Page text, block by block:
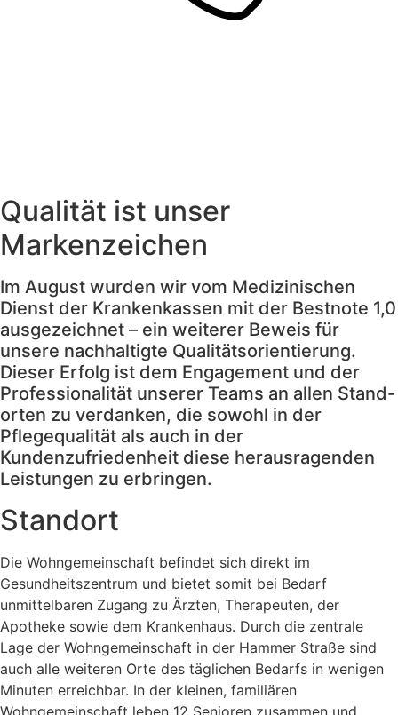
Qualität ist unser
Markenzeichen
Im August wurden wir vom Medizinischen
Dienst der Krankenkassen mit der Bestnote 1,0
ausgezeichnet – ein weiterer Beweis für
unsere nachhaltigte Qualitätsorientierung.
Dieser Erfolg ist dem Engagement und der
Professionalität unserer Teams an allen Stand-
orten zu verdanken, die sowohl in der
Pflegequalität als auch in der
Kundenzufriedenheit diese herausragenden
Leistungen zu erbringen.
Standort
Die Wohngemeinschaft befindet sich direkt im
Gesundheitszentrum und bietet somit bei Bedarf
unmittelbaren Zugang zu Ärzten, Therapeuten, der
Apotheke sowie dem Krankenhaus. Durch die zentrale
Lage der Wohngemeinschaft in der Hammer Straße sind
auch alle weiteren Orte des täglichen Bedarfs in wenigen
Minuten erreichbar. In der kleinen, familiären
Wohngemeinschaft leben 12 Senioren zusammen und